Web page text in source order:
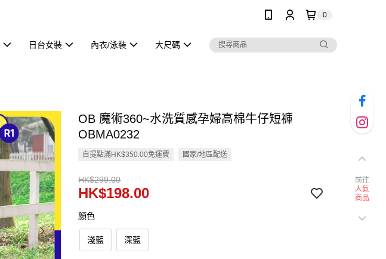
0
日台女裝 內衣/泳裝 大尺碼
OB 魔術360~水洗質感孕婦高棉牛仔短褲
OBMA0232
自提點滿HK$350.00免運費 國家/地區配送
HK$299.00
HK$198.00
顏色
淺藍 深藍
前往
人氣
商品